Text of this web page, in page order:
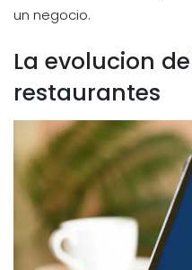
un negocio.
La evolucion
restaurantes